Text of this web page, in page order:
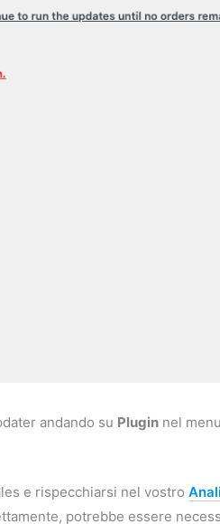
andando su Plugin nel
e rispecchiarsi nel vostro
potrebbe essere